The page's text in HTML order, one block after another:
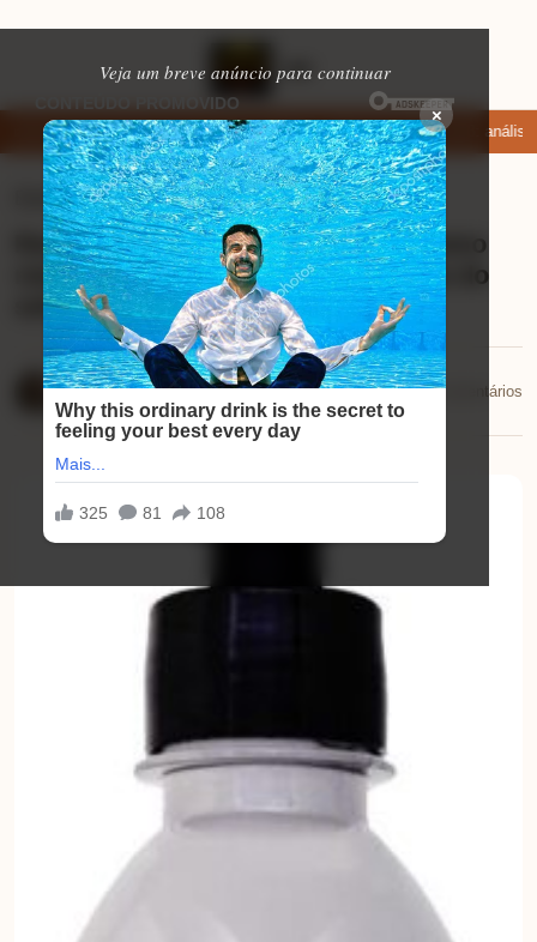
Veja um breve anúncio para continuar
×
que permitem enviar fotos e vídeos Microfone fifine am8: análise
Eletrônicos ⏱ 8 min de leitura
Review Vonixx Intense: descubra como
renovar seus plásticos e protegê-los do
sol!
Mariana Souza
27/11/2025
📅 27/11/2025💬 0 comentários